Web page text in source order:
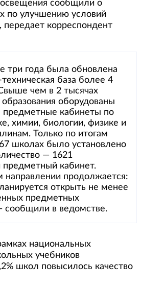
сообщили о
по улучшению условий
передает корреспондент
три года была обновлена
база более 4
чем в 2 тысячах
образования оборудованы
предметные кабинеты по
химии, биологии, физике и
Только по итогам
школах было установлено
— 1621
кабинет.
направлении продолжается:
открыть не менее
предметных
сообщили в ведомстве.
национальных
учебников
школ повысилось качество